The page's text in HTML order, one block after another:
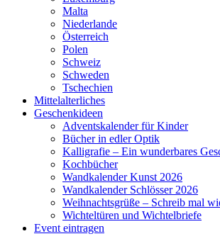
Malta
Niederlande
Österreich
Polen
Schweiz
Schweden
Tschechien
Mittelalterliches
Geschenkideen
Adventskalender für Kinder
Bücher in edler Optik
Kalligrafie – Ein wunderbares
Kochbücher
Wandkalender Kunst 2026
Wandkalender Schlösser 2026
Weihnachtsgrüße – Schreib mal
Wichteltüren und Wichtelbriefe
Event eintragen